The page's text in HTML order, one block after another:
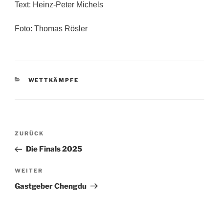
Text: Heinz-Peter Michels
Foto: Thomas Rösler
KATEGORIEN
WETTKÄMPFE
Beitragsnavigation
Vorheriger
Beitrag
ZURÜCK
Die Finals 2025
Nächster
Beitrag
WEITER
Gastgeber Chengdu